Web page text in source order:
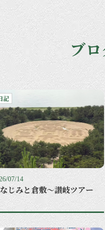
ブ
記
07/14
じみと倉敷〜讃岐ツアー